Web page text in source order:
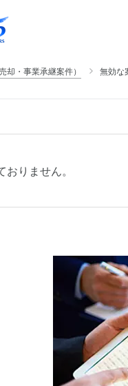
却・事業承継案件） 無効な
りません。